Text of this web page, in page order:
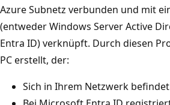
Azure Subnetz verbunden und mit
(entweder Windows Server Active
Entra ID) verknüpft. Durch diesen
PC erstellt, der:
Sich in Ihrem Netzwerk